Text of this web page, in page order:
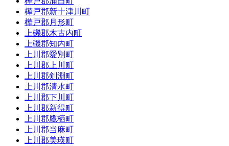
樺戸郡新十津川町
樺戸郡月形町
上磯郡木古内町
上磯郡知内町
上川郡愛別町
上川郡上川町
上川郡剣淵町
上川郡清水町
上川郡下川町
上川郡新得町
上川郡鷹栖町
上川郡当麻町
上川郡美瑛町